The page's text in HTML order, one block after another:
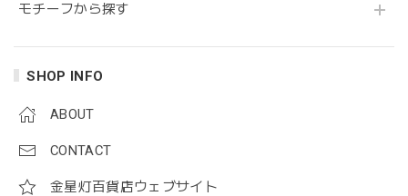
モチーフから探す
SHOP INFO
ABOUT
CONTACT
金星灯百貨店ウェブサイト